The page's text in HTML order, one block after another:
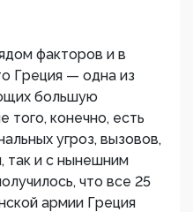
факторов и в
Греция — одна из
большую
конечно, есть
угроз, вызовов,
так и с нынешним
что все 25
армии Греция